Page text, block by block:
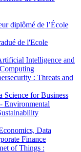
diplômé de l’École
de l'Ecole
Intelligence and
: Threats and
for Business
Environmental
Data
Finance
of Things :